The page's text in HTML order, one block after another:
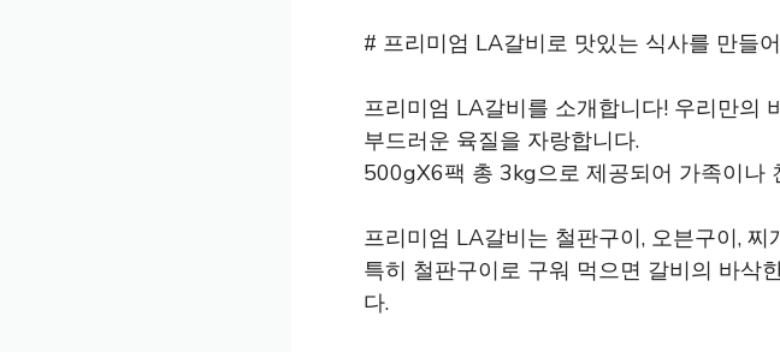
# 프리미엄 LA갈비로 맛있는 식사를 만들
프리미엄 LA갈비를 소개합니다! 우리만의
부드러운 육질을 자랑합니다.
500gX6팩 총 3kg으로 제공되어 가족이나
프리미엄 LA갈비는 철판구이, 오븐구이,
특히 철판구이로 구워 먹으면 갈비의 바삭
다.